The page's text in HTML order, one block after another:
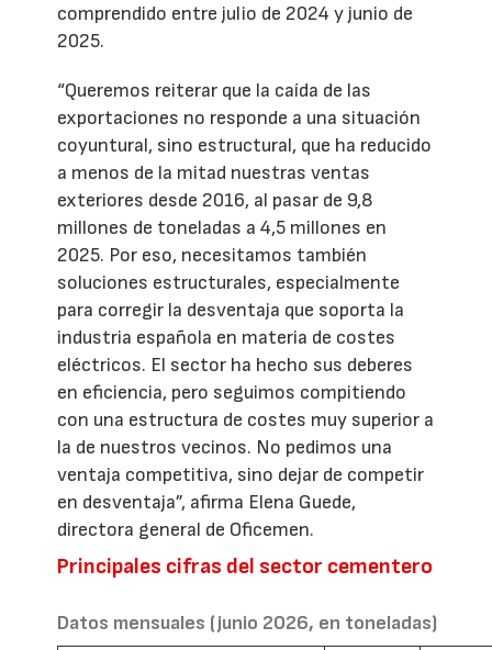
comprendido entre julio de 2024 y junio de
2025.
“Queremos reiterar que la caída de las
exportaciones no responde a una situación
coyuntural, sino estructural, que ha reducido
a menos de la mitad nuestras ventas
exteriores desde 2016, al pasar de 9,8
millones de toneladas a 4,5 millones en
2025. Por eso, necesitamos también
soluciones estructurales, especialmente
para corregir la desventaja que soporta la
industria española en materia de costes
eléctricos. El sector ha hecho sus deberes
en eficiencia, pero seguimos compitiendo
con una estructura de costes muy superior a
la de nuestros vecinos. No pedimos una
ventaja competitiva, sino dejar de competir
en desventaja”, afirma Elena Guede,
directora general de Oficemen.
Principales cifras del sector cementero
Datos mensuales (junio 2026, en toneladas)